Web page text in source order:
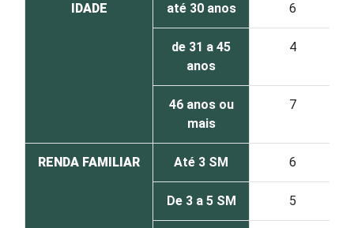
IDADE até 30 anos 6
de 31 a 45
anos
4
46 anos ou
mais
7
RENDA FAMILIAR Até 3 SM 6
De 3 a 5 SM 5